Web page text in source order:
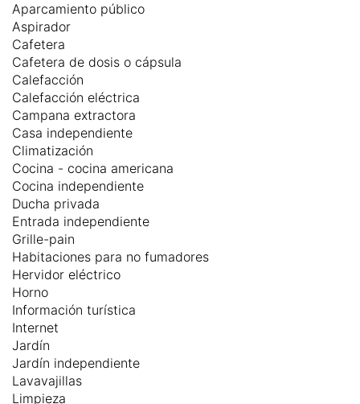
Aparcamiento público
Aspirador
Cafetera
Cafetera de dosis o cápsula
Calefacción
Calefacción eléctrica
Campana extractora
Casa independiente
Climatización
Cocina - cocina americana
Cocina independiente
Ducha privada
Entrada independiente
Grille-pain
Habitaciones para no fumadores
Hervidor eléctrico
Horno
Información turística
Internet
Jardín
Jardín independiente
Lavavajillas
Limpieza